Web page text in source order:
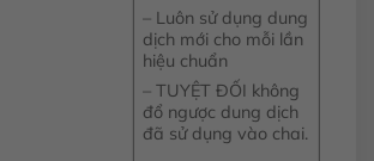
– Luôn sử dụng dung
dịch mới cho mỗi lần
hiệu chuẩn
– TUYỆT ĐỐI không
đổ ngược dung dịch
đã sử dụng vào chai.